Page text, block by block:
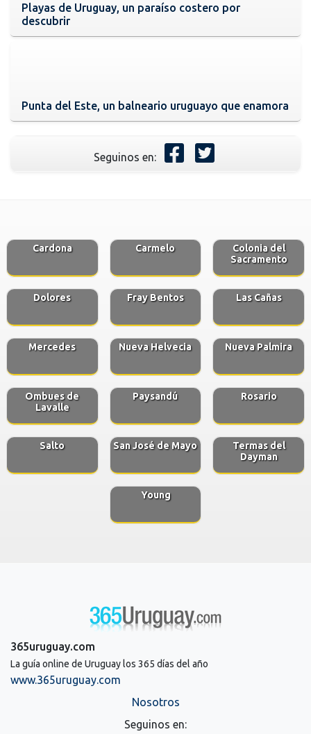
Playas de Uruguay, un paraíso costero por
descubrir
Punta del Este, un balneario uruguayo que enamora
Seguinos en:
Cardona Carmelo
Colonia del
Sacramento
Dolores Fray Bentos Las Cañas
Mercedes Nueva Helvecia Nueva Palmira
Ombues de
Lavalle
Paysandú Rosario
Salto San José de Mayo
Termas del
Dayman
Young
365uruguay.com
La guía online de Uruguay los 365 días del año
www.365uruguay.com
Nosotros
Seguinos en: